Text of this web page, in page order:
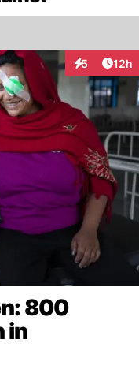
5
Interaktionen
12h
800
in